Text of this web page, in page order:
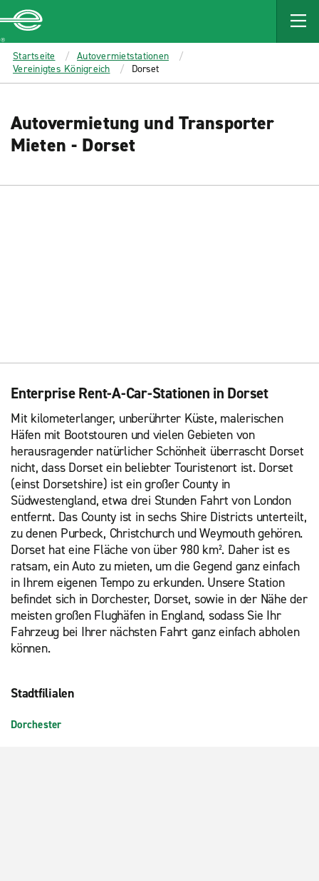
MAIN
CONTENT
Enterprise
Startseite
Autovermietstationen
Vereinigtes Königreich
Dorset
Autovermietung und Transporter
Mieten - Dorset
Enterprise Rent-A-Car-Stationen in Dorset
Mit kilometerlanger, unberührter Küste, malerischen
Häfen mit Bootstouren und vielen Gebieten von
herausragender natürlicher Schönheit überrascht Dorset
nicht, dass Dorset ein beliebter Touristenort ist. Dorset
(einst Dorsetshire) ist ein großer County in
Südwestengland, etwa drei Stunden Fahrt von London
entfernt. Das County ist in sechs Shire Districts unterteilt,
zu denen Purbeck, Christchurch und Weymouth gehören.
Dorset hat eine Fläche von über 980 km². Daher ist es
ratsam, ein Auto zu mieten, um die Gegend ganz einfach
in Ihrem eigenen Tempo zu erkunden. Unsere Station
befindet sich in Dorchester, Dorset, sowie in der Nähe der
meisten großen Flughäfen in England, sodass Sie Ihr
Fahrzeug bei Ihrer nächsten Fahrt ganz einfach abholen
können.
Stadtfilialen
Dorchester